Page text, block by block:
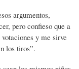
argumentos,
pero confieso que a
y me sirve
los tiros”.